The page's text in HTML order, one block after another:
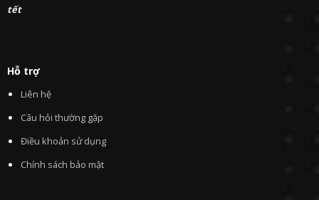
tết
Hỗ trợ
Liên hệ
Câu hỏi thường gặp
Điều khoản sử dụng
Chính sách bảo mật